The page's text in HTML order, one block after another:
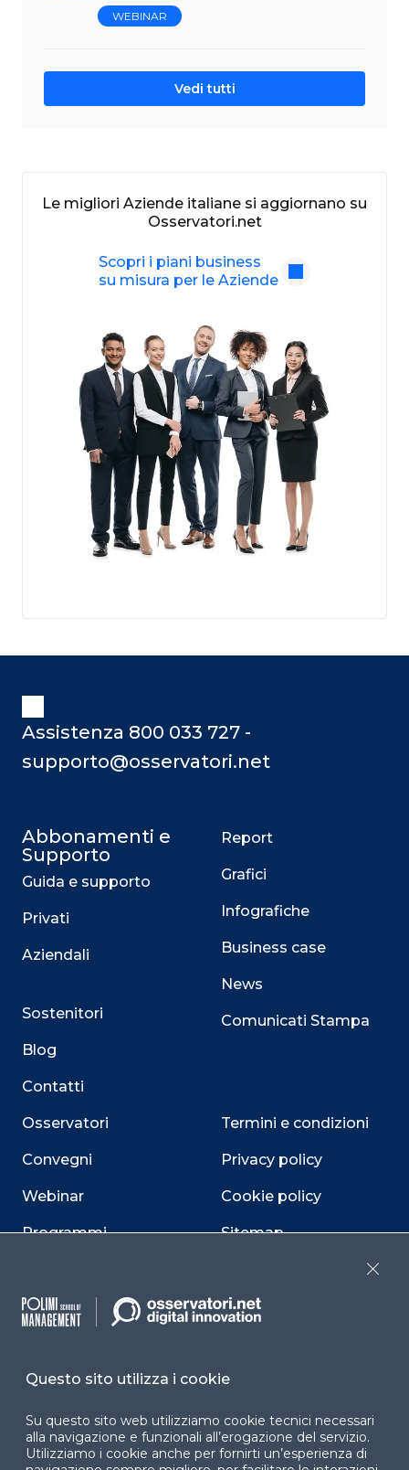
WEBINAR
Vedi tutti
Le migliori Aziende italiane si aggiornano su
Osservatori.net
Scopri i piani business
su misura per le Aziende
Assistenza 800 033 727 -
supporto@osservatori.net
Abbonamenti e
Supporto
Guida e supporto
Privati
Aziendali
Sostenitori
Blog
Contatti
Osservatori
Convegni
Webinar
Programmi
Report
Grafici
Infografiche
Business case
News
Comunicati Stampa
Termini e condizioni
Privacy policy
Cookie policy
Sitemap
Facebook LinkedIn
Questo sito utilizza i cookie
Su questo sito web utilizziamo cookie tecnici necessari
alla navigazione e funzionali all’erogazione del servizio.
Utilizziamo i cookie anche per fornirti un’esperienza di